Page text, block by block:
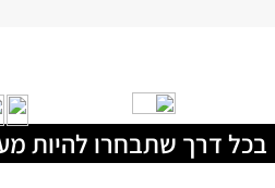
בכל דרך שתבחרו להיות